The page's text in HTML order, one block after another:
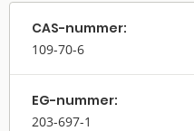
CAS-nummer:
109-70-6
EG-nummer:
203-697-1